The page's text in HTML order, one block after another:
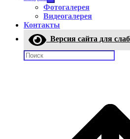
Фотогалерея
Видеогалерея
Контакты
Версия сайта для
Поиск: